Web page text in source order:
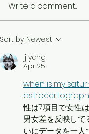
Webフロントエン
Write a comment...
Sort by: Newest
jj yang
Apr 25
when is my
性は7項目で女性
男女差を反映して
いにデータを一人